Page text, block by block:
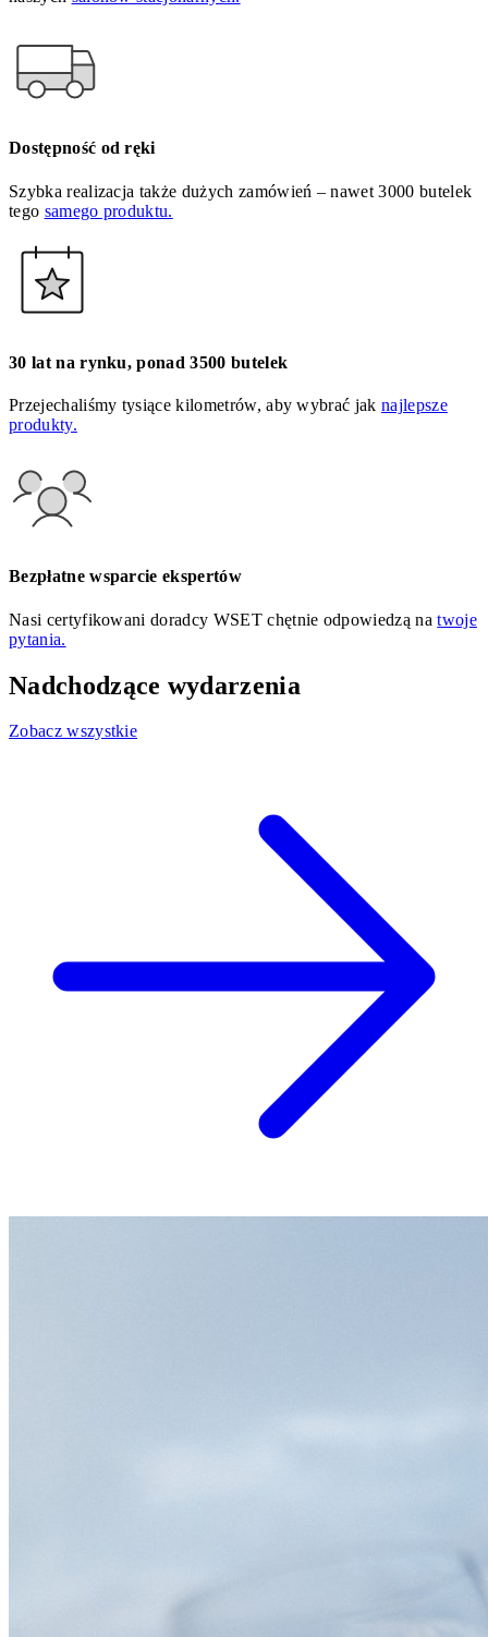
Dostępność od ręki
Szybka realizacja także dużych zamówień – nawet 3000 butelek
tego samego produktu.
30 lat na rynku, ponad 3500 butelek
Przejechaliśmy tysiące kilometrów, aby wybrać jaknajlepsze
produkty.
Bezpłatne wsparcie ekspertów
Nasi certyfikowani doradcy WSET chętnie odpowiedzą natwoje
pytania.
Nadchodzące wydarzenia
Zobacz wszystkie